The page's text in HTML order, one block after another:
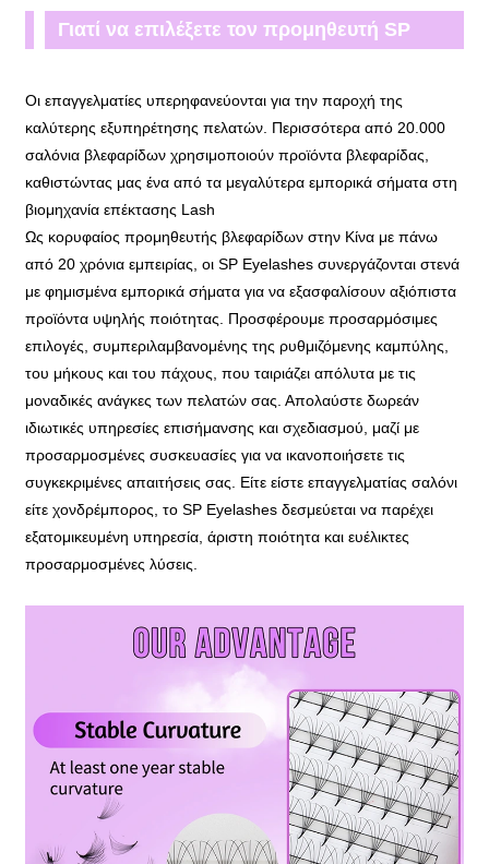
Γιατί να επιλέξετε τον προμηθευτή SP
Οι επαγγελματίες υπερηφανεύονται για την παροχή της
καλύτερης εξυπηρέτησης πελατών. Περισσότερα από 20.000
σαλόνια βλεφαρίδων χρησιμοποιούν προϊόντα βλεφαρίδας,
καθιστώντας μας ένα από τα μεγαλύτερα εμπορικά σήματα στη
βιομηχανία επέκτασης Lash
Ως κορυφαίος προμηθευτής βλεφαρίδων στην Κίνα με πάνω
από 20 χρόνια εμπειρίας, οι SP Eyelashes συνεργάζονται στενά
με φημισμένα εμπορικά σήματα για να εξασφαλίσουν αξιόπιστα
προϊόντα υψηλής ποιότητας. Προσφέρουμε προσαρμόσιμες
επιλογές, συμπεριλαμβανομένης της ρυθμιζόμενης καμπύλης,
του μήκους και του πάχους, που ταιριάζει απόλυτα με τις
μοναδικές ανάγκες των πελατών σας. Απολαύστε δωρεάν
ιδιωτικές υπηρεσίες επισήμανσης και σχεδιασμού, μαζί με
προσαρμοσμένες συσκευασίες για να ικανοποιήσετε τις
συγκεκριμένες απαιτήσεις σας. Είτε είστε επαγγελματίας σαλόνι
είτε χονδρέμπορος, το SP Eyelashes δεσμεύεται να παρέχει
εξατομικευμένη υπηρεσία, άριστη ποιότητα και ευέλικτες
προσαρμοσμένες λύσεις.